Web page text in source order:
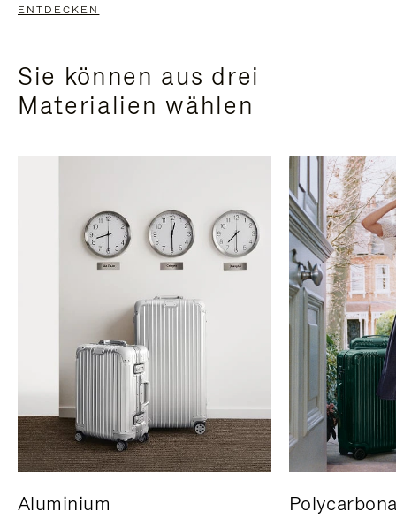
ENTDECKEN
Sie können aus drei
Materialien wählen
Aluminium